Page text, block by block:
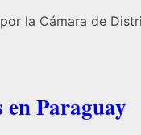
la Cámara de
Paraguay